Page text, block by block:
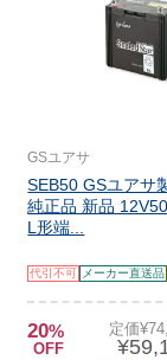
GSユアサ
SEB50 GSユアサ
純正品 新品
L形端...
代引不可 メーカー直送品
20%
OFF
定価